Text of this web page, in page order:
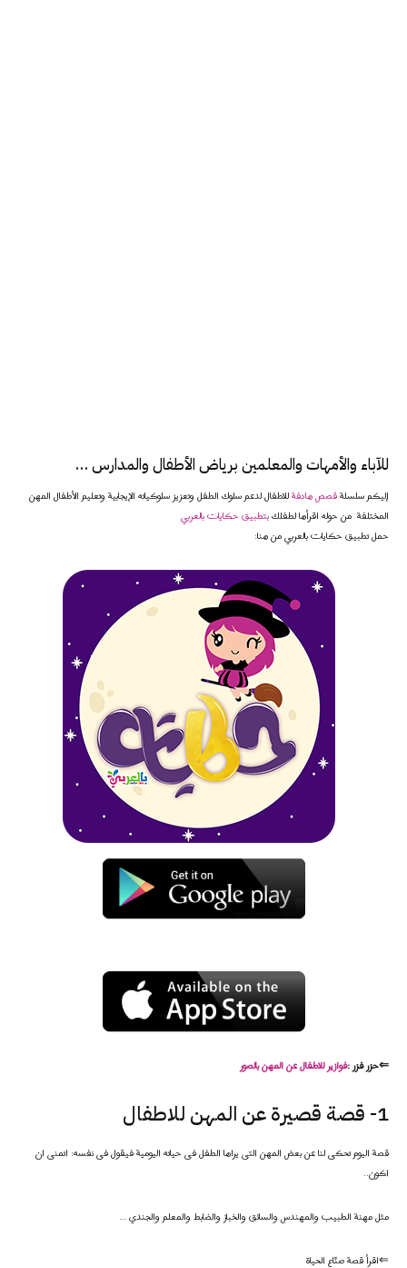
للآباء والأمهات والمعلمين برياض الأطفال والمدارس …
إليكم سلسلةقصص هادفةللاطفال لدعم سلوك الطفل وتعزيز سلوكياته الإيجابية وتعليم الأطفال المهن
المختلفة من حوله اقرأها لطفلكبتطبيق حكايات بالعربي
حمل تطبيق حكايات بالعربي من هنا:
⇐حزر فزر :فوازير للاطفال عنالمهنبالصور
1- قصة قصيرة عن المهن للاطفال
قصة اليوم تحكى لنا عن بعض المهن التى يراها الطفل فى حياته اليومية فيقول فى نفسه: اتمنى ان
اكون..
مثل مهنة الطبيب والمهندس والسائق والخباز والضابط والمعلم والجندي …
⇐اقرأ قصة صنّاع الحياة